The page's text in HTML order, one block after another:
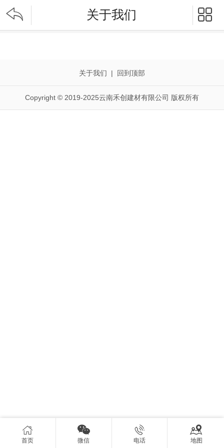
 关于我们 
关于我们 | 回到顶部
Copyright © 2019-2025云南禾创建材有限公司 版权所有

首页

微信

电话

地图